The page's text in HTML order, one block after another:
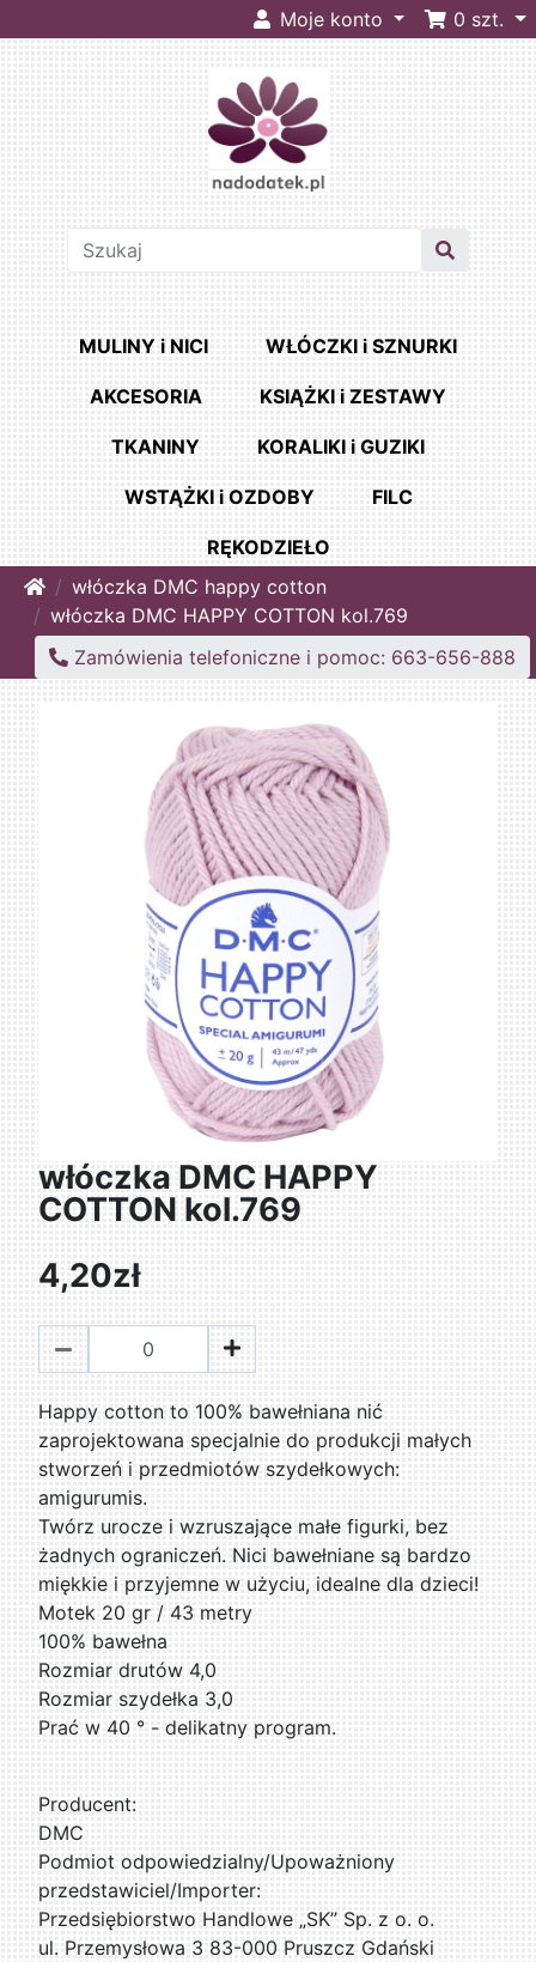
Moje konto 0 szt.
MULINY i NICI WŁÓCZKI i SZNURKI
AKCESORIA KSIĄŻKI i ZESTAWY
TKANINY KORALIKI i GUZIKI
WSTĄŻKI i OZDOBY FILC
RĘKODZIEŁO
Homewłóczka DMC happy cotton
włóczka DMC HAPPY COTTON kol.769
Zamówienia telefoniczne i pomoc: 663-656-888
włóczka DMC HAPPY
COTTON kol.769
4,20zł
Happy cotton to 100% bawełniana nić
zaprojektowana specjalnie do produkcji małych
stworzeń i przedmiotów szydełkowych:
amigurumis.
Twórz urocze i wzruszające małe figurki, bez
żadnych ograniczeń. Nici bawełniane są bardzo
miękkie i przyjemne w użyciu, idealne dla dzieci!
Motek 20 gr / 43 metry
100% bawełna
Rozmiar drutów 4,0
Rozmiar szydełka 3,0
Prać w 40 ° - delikatny program.
Producent:
DMC
Podmiot odpowiedzialny/Upoważniony
przedstawiciel/Importer:
Przedsiębiorstwo Handlowe „SK” Sp. z o. o.
ul. Przemysłowa 3 83-000 Pruszcz Gdański